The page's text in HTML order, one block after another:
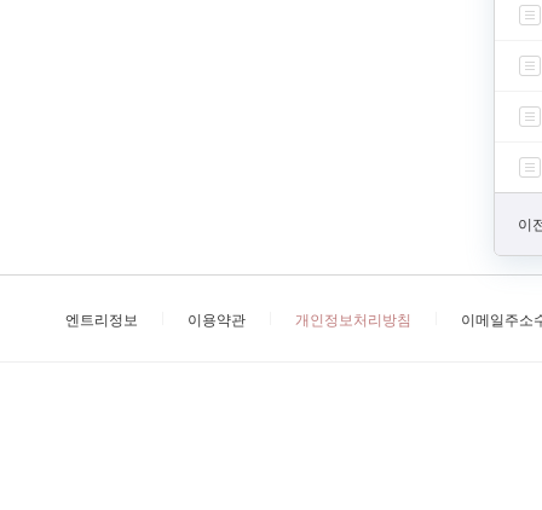
이
엔트리정보 이용약관 개인정보처리방침 이메일주소